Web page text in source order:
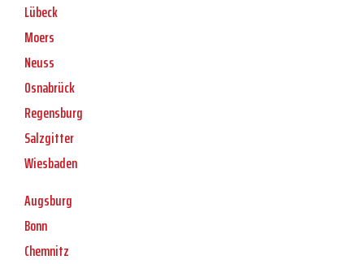
Lübeck
Moers
Neuss
Osnabrück
Regensburg
Salzgitter
Wiesbaden
Augsburg
Bonn
Chemnitz